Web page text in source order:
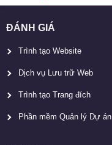
ĐÁNH GIÁ
Trình tạo Website
Dịch vụ Lưu trữ Web
Trình tạo Trang đích
Phần mềm Quản lý Dự án